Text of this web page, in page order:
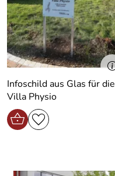
Infoschild aus Glas für die
Villa Physio